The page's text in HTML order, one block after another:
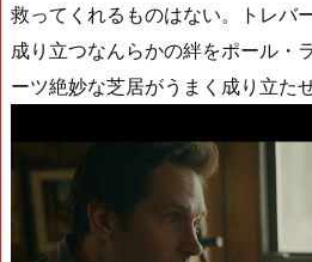
救ってくれるものはない。トレバ
成り立つなんらかの絆をポール・
ーツ絶妙な芝居がうまく成り立た